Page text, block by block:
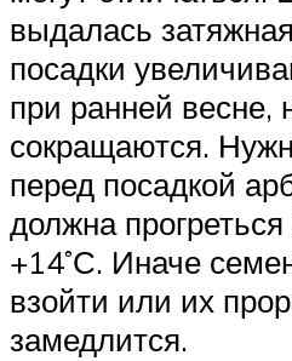
выдалась
посадки
при ранней весне,
сокращаются.
перед посадкой
должна
+14˚С. Иначе
взойти или их
замедлится.